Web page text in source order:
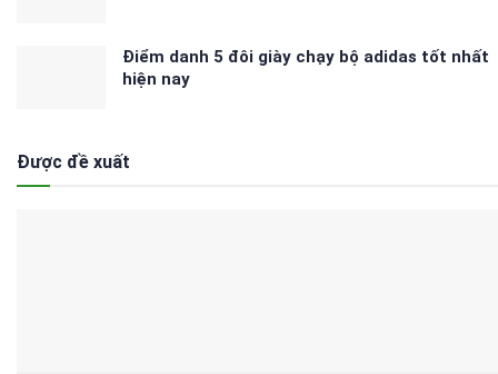
Điểm danh 5 đôi giày chạy bộ adidas tốt nhất
hiện nay
Được đề xuất